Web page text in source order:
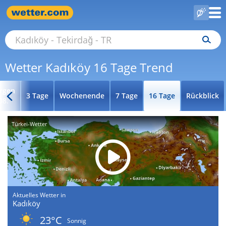
Wetter Kadıköy 16 Tage Trend
3 Tage Wochenende 7 Tage 16 Tage Rückblick
Türkei-Wetter
Aktuelles Wetter in
Kadıköy
23°C
Sonnig